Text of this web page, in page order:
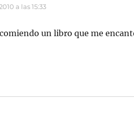
a las 15:33
un libro que me